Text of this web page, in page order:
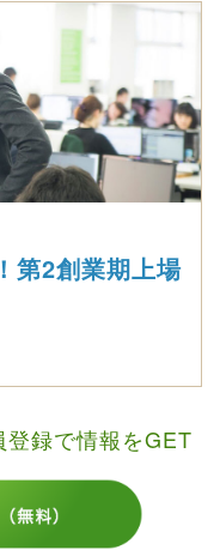
第2創業期上場
録で情報をGET